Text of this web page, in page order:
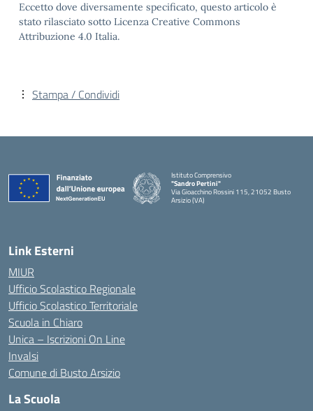
Eccetto dove diversamente specificato, questo articolo è
stato rilasciato sotto Licenza Creative Commons
Attribuzione 4.0 Italia.
Stampa / Condividi
Istituto Comprensivo
"Sandro Pertini"
Via Gioacchino Rossini 115, 21052 Busto
Arsizio (VA)
Link Esterni
MIUR
Ufficio Scolastico Regionale
Ufficio Scolastico Territoriale
Scuola in Chiaro
Unica – Iscrizioni On Line
Invalsi
Comune di Busto Arsizio
La Scuola